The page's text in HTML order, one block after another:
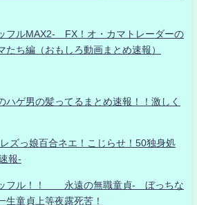
フルMAX2- FX！オ・カマトレーダーの
ち編（おもしろ動画まとめ速報）
ハゲ男の髪ってるまとめ速報！！激しく
ズっ娘百合ネエ！こじらせ！50独身処
報-
ッフル！！ 永遠の無職童貞- ぼっちな
生童貞上等夜露死苦！